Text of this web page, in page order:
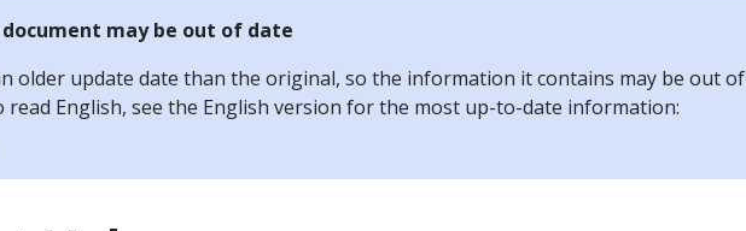
may be out of date
older update date than the original, so the information it contains may be out of
read English, see the English version for the most up-to-date information: